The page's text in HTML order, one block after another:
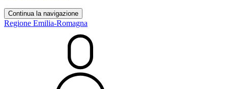
Continua la navigazione
Regione Emilia-Romagna